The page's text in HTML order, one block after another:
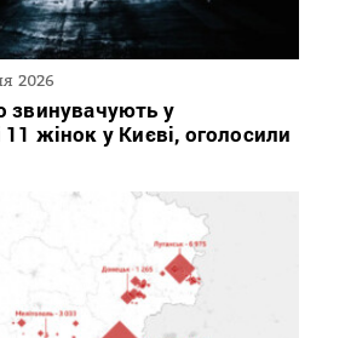
2026
звинувачують у
11 жінок у Києві, оголосили